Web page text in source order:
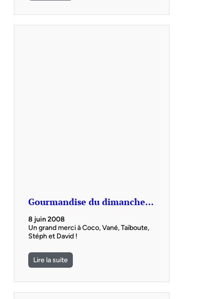
Gourmandise du dimanche…
8 juin 2008
Un grand merci à Coco, Vané, Taïboute,
Stéph et David !
Lire la suite